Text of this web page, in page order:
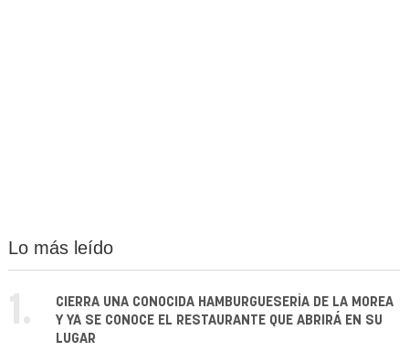
Lo más leído
1.
CIERRA UNA CONOCIDA HAMBURGUESERÍA DE LA MOREA
Y YA SE CONOCE EL RESTAURANTE QUE ABRIRÁ EN SU
LUGAR